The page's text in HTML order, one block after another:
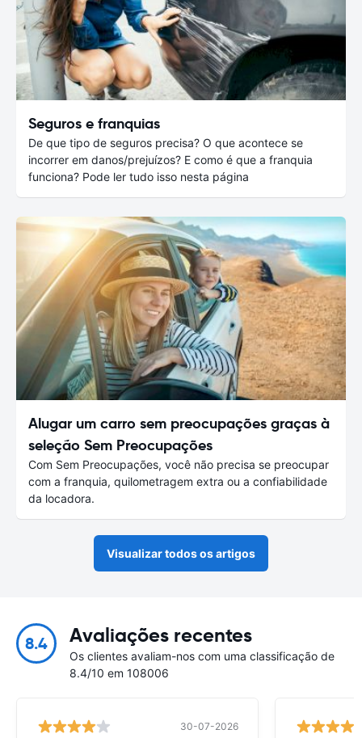
Seguros e franquias
De que tipo de seguros precisa? O que acontece se
incorrer em danos/prejuízos? E como é que a franquia
funciona? Pode ler tudo isso nesta página
Alugar um carro sem preocupações graças à
seleção Sem Preocupações
Com Sem Preocupações, você não precisa se preocupar
com a franquia, quilometragem extra ou a confiabilidade
da locadora.
Visualizar todos os artigos
8.4 Avaliações recentes
Os clientes avaliam-nos com uma classificação de
8.4/10 em 108006
30-07-2026